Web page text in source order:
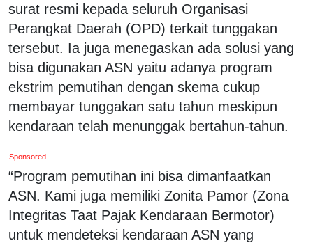
surat resmi kepada seluruh Organisasi
Perangkat Daerah (OPD) terkait tunggakan
tersebut. Ia juga menegaskan ada solusi yang
bisa digunakan ASN yaitu adanya program
ekstrim pemutihan dengan skema cukup
membayar tunggakan satu tahun meskipun
kendaraan telah menunggak bertahun-tahun.
Sponsored
“Program pemutihan ini bisa dimanfaatkan
ASN. Kami juga memiliki Zonita Pamor (Zona
Integritas Taat Pajak Kendaraan Bermotor)
untuk mendeteksi kendaraan ASN yang